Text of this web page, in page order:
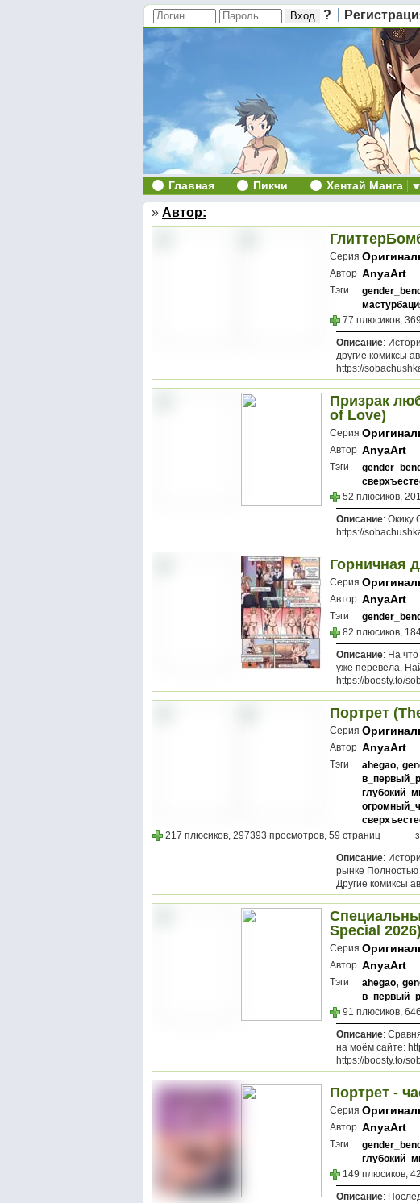
?
Главная Пикчи Хентай Манга
» Автор:
Серия
Автор AnyaArt
Тэги
77 плюсиков,
Описание:
другие комиксы
https://
Призрак
of Love)
Серия
Автор AnyaArt
Тэги
52 плюсиков,
Описание: Окику
https://
Горничная
Серия
Автор AnyaArt
Тэги
82 плюсиков,
Описание: На
уже перевела.
https://boosty.to/
Портрет
Серия
Автор AnyaArt
Тэги ahegao,
217 плюсиков, 297393 просмотров, 59 страниц
Описание:
рынке Полностью
Другие комиксы
Special 2026)
Серия
Автор AnyaArt
Тэги ahegao,
91 плюсиков,
Описание:
на моём сайте:
https://boosty.to/
Портрет -
Серия
Автор AnyaArt
Тэги
149 плюсиков,
Описание: